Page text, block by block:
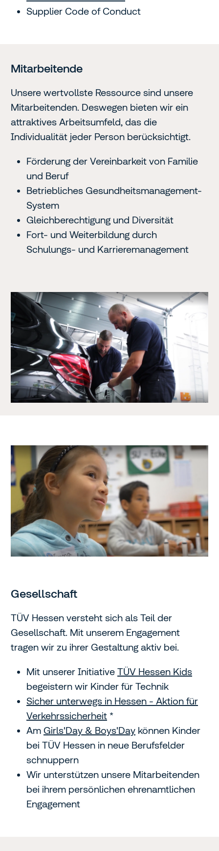
Supplier Code of Conduct
Mitarbeitende
Unsere wertvollste Ressource sind unsere
Mitarbeitenden. Deswegen bieten wir ein
attraktives Arbeitsumfeld, das die
Individualität jeder Person berücksichtigt.
Förderung der Vereinbarkeit von Familie
und Beruf
Betriebliches Gesundheitsmanagement-
System
Gleichberechtigung und Diversität
Fort- und Weiterbildung durch
Schulungs- und Karrieremanagement
Gesellschaft
TÜV Hessen versteht sich als Teil der
Gesellschaft. Mit unserem Engagement
tragen wir zu ihrer Gestaltung aktiv bei.
Mit unserer Initiative TÜV Hessen Kids
begeistern wir Kinder für Technik
Sicher unterwegs in Hessen - Aktion für
Verkehrssicherheit *
Am Girls'Day & Boys'Day können Kinder
bei TÜV Hessen in neue Berufsfelder
schnuppern
Wir unterstützen unsere Mitarbeitenden
bei ihrem persönlichen ehrenamtlichen
Engagement